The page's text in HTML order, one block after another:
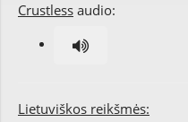
Crustless audio:
Lietuviškos reikšmės: